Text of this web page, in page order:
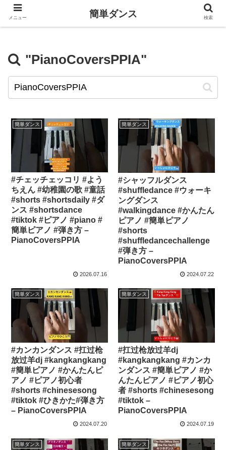
"PianoCoversPPIA"
簡単ダンス
#チェッチェッコリ #よう
ちえん #幼稚園の歌 #童話
#shorts #shortsdaily #ダ
ンス #shortsdance
#tiktok #ピアノ #piano #
簡単ピアノ #弾き方 –
PianoCoversPPIA
2026.07.16
簡単ダンス
#シャッフルダンス
#shuffledance #ウォーキ
ングダンス
#walkingdance #かんたん
ピアノ #簡単ピアノ
#shorts
#shuffledancechallenge
#弾き方 –
PianoCoversPPIA
2024.07.22
簡単ダンス
#カンカンダンス #扛过枪
放过羊dj #kangkangkang
#簡単ピアノ #かんたんピ
アノ #ピアノ初心者
#shorts #chinesesong
#tiktok #ひきかた#弾き方
– PianoCoversPPIA
2024.07.20
簡単ダンス
#扛过枪放过羊dj
#kangkangkang #カンカ
ンダンス #簡単ピアノ #か
んたんピアノ #ピアノ初心
者 #shorts #chinesesong
#tiktok –
PianoCoversPPIA
2024.07.19
簡単ダンス 簡単ダンス
メニュー 簡単ダンス 検索